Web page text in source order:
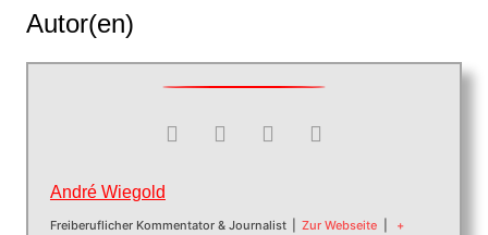
Autor(en)
André Wiegold
Freiberuflicher Kommentator & Journalist Zur Webseite
+